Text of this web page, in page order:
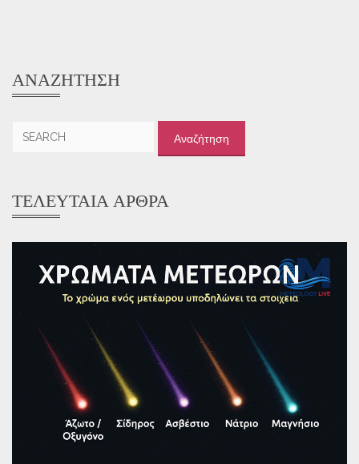
ΑΝΑΖΉΤΗΣΗ
ΤΕΛΕΥΤΑΊΑ ΆΡΘΡΑ